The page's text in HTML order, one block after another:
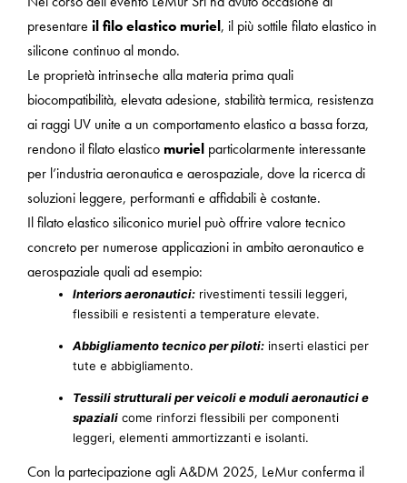
presentare il filo elasticomuriel, il più sottile filato elastico in
silicone continuo al mondo.
Le proprietà intrinseche alla materia prima quali
biocompatibilità, elevata adesione, stabilità termica, resistenza
ai raggi UV unite a un comportamento elastico a bassa forza,
rendono il filato elasticomuriel particolarmente interessante
per l’industria aeronautica e aerospaziale, dove la ricerca di
soluzioni leggere, performanti e affidabili è costante.
Il filato elastico siliconico muriel può offrire valore tecnico
concreto per numerose applicazioni in ambito aeronautico e
aerospaziale quali ad esempio:
Interiors aeronautici: rivestimenti tessili leggeri,
flessibili e resistenti a temperature elevate.
Abbigliamento tecnico per piloti: inserti elastici per
tute e abbigliamento.
Tessili strutturali per veicoli e moduli aeronautici e
spaziali come rinforzi flessibili per componenti
leggeri, elementi ammortizzanti e isolanti.
Con la partecipazione agli A&DM 2025, LeMur conferma il